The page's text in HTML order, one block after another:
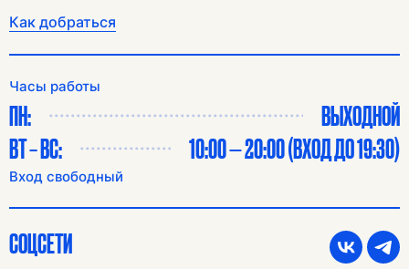
Как добраться
Часы работы
ПН:
ВЫХОДНОЙ
ВТ – ВС:
10:00 — 20:00 (ВХОД ДО 19:30)
Вход свободный
СОЦСЕТИ